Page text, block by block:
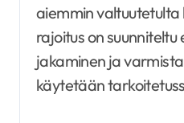
aiemmin
rajoitus on
jakaminen ja
käytetään